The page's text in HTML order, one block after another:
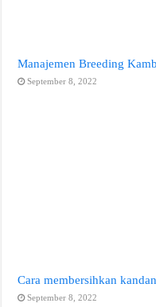
Manajemen Breeding
September 8, 2022
Cara membersihkan
September 8, 2022